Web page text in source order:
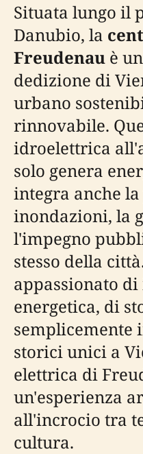
Situata lungo il
Danubio, la
Freudenau è
dedizione di
urbano
rinnovabile.
idroelettrica
solo genera
integra anche
inondazioni, la
l'impegno
stesso della
appassionato
energetica, di
semplicemente
storici unici a
elettrica di
un'esperienza
all'incrocio tra
cultura.